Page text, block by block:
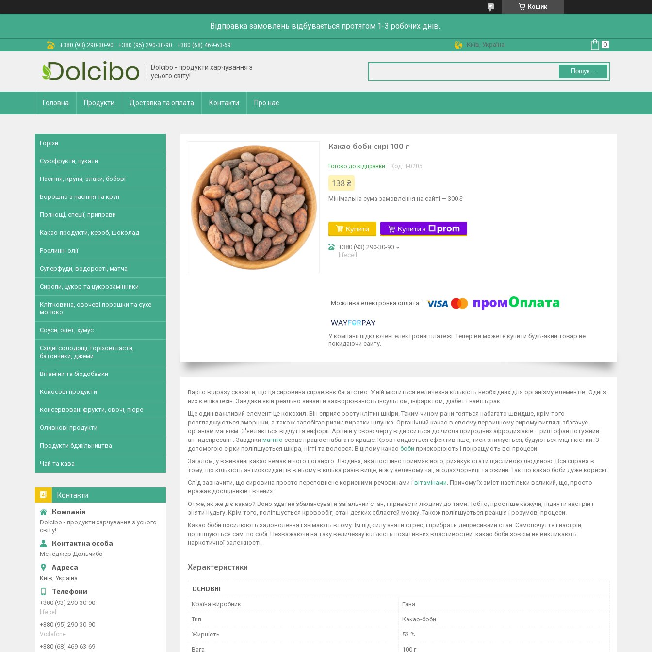
Кошик
Відправка замовлень відбувається протягом 1-3 робочих днів.
+380 (93) 290-30-90 +380 (95) 290-30-90 +380 (68) 469-63-69 Київ, Україна
Dolcibo - продукти харчування з
усього світу!
Пошук...
Головна Продукти Доставка та оплата Контакти Про нас
Какао боби сирі 100 г
Готово до відправки Код: T-0205
138 ₴
Мінімальна сума замовлення на сайті — 300 ₴
Купити Купити з
+380 (93) 290-30-90
lifecell
У компанії підключені електронні платежі. Тепер ви можете купити будь-який товар не
покидаючи сайту.
Варто відразу сказати, що ця сировина справжнє багатство. У ній міститься величезна кількість необхідних для організму елементів. Одні з
них є епікатехін. Завдяки якій реально знизити захворюваність інсультом, інфарктом, діабет і навіть рак.
Ще один важливий елемент це кокохил. Він сприяє росту клітин шкіри. Таким чином рани гояться набагато швидше, крім того
розгладжуються зморшки, а також запобігає ризик виразки шлунка. Органічний какао в своєму первинному сирому вигляді збагачує
організм магнієм. З'являється відчуття ейфорії. Аргінін у свою чергу відноситься до числа природних афродизіаків. Триптофан потужний
антидепресант. Завдяки магнію серце працює набагато краще. Кров гойдається ефективніше, тиск знижується, будуються міцні кістки. З
допомогою сірки поліпшується шкіра, нігті та волосся. В цілому какао боби прискорюють і покращують всі процеси.
Загалом, у вживанні какао немає нічого поганого. Людина, яка постійно приймає його, ризикує стати щасливою людиною. Вся справа в
тому, що кількість антиоксидантів в ньому в кілька разів вище, ніж у зеленому чаї, ягодах чорниці та ожини. Так що какао боби дуже корисні.
Слід зазначити, що сировина просто переповнене корисними речовинами і вітамінами. Причому їх зміст настільки великий, що, просто
вражає дослідників і вчених.
Отже, як же діє какао? Воно здатне збалансувати загальний стан, і привести людину до тями. Тобто, простіше кажучи, підняти настрій і
зняти нудьгу. Крім того, поліпшується кровообіг, стан деяких областей мозку. Також поліпшується реакція і розумові процеси.
Какао боби посилюють задоволення і знімають втому. Їм під силу зняти стрес, і прибрати депресивний стан. Самопочуття і настрій,
поліпшуються самі по собі. Незважаючи на таку величезну кількість позитивних властивостей, какао боби зовсім не викликають
наркотичної залежності.
Характеристики
ОСНОВНІ
Країна виробник Гана
Тип Какао-боби
Жирність 53 %
Вага 100 г
Горіхи
Сухофрукти, цукати
Насіння, крупи, злаки, бобові
Борошно з насіння та круп
Прянощі, спеції, приправи
Какао-продукти, кероб, шоколад
Рослинні олії
Суперфуди, водорості, матча
Сиропи, цукор та цукрозамінники
Клітковина, овочеві порошки та сухе
молоко
Соуси, оцет, хумус
Східні солодощі, горіхові пасти,
батончики, джеми
Вітаміни та біодобавки
Кокосові продукти
Консервовані фрукти, овочі, пюре
Оливкові продукти
Продукти бджільництва
Чай та кава
Контакти
Dolcibo - продукти харчування з усього
світу!
Менеджер Дольчибо
Київ, Україна
+380 (93) 290-30-90
lifecell
+380 (95) 290-30-90
Vodafone
+380 (68) 469-63-69